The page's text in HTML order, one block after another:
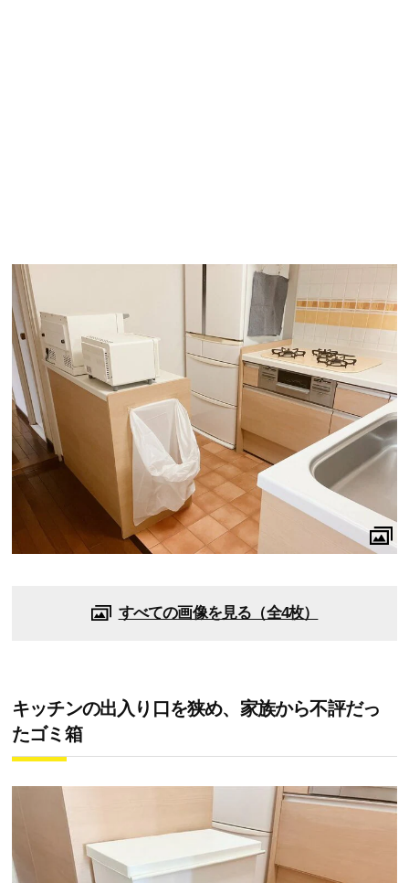
すべての画像を見る（全4枚）
キッチンの出入り口を狭め、家族から不評だっ
たゴミ箱